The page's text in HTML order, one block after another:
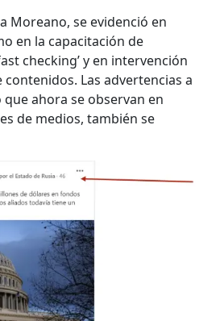
Moreano, se evidenció en
en la capacitación de
checking’ y en intervención
Las advertencias a
ahora se observan en
de medios, también se